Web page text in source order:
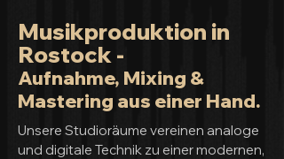
Musikproduktion in
Rostock -
Aufnahme, Mixing &
Mastering aus einer Hand.
Unsere Studioräume vereinen analoge
und digitale Technik zu einer modernen,